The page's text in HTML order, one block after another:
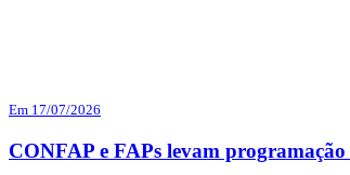
Em 17/07/2026
CONFAP e FAPs levam